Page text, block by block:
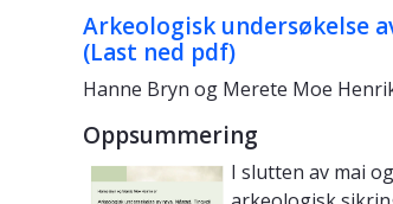
Arkeologisk undersøkelse
(Last ned pdf)
Hanne Bryn og Merete Moe
Oppsummering
I slutten av mai